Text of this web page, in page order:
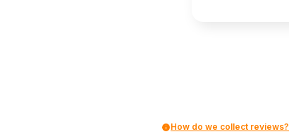
How do we collect reviews?